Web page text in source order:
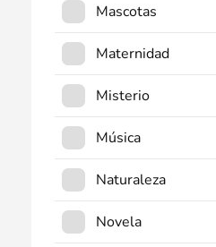
Mascotas
Maternidad
Misterio
Música
Naturaleza
Novela